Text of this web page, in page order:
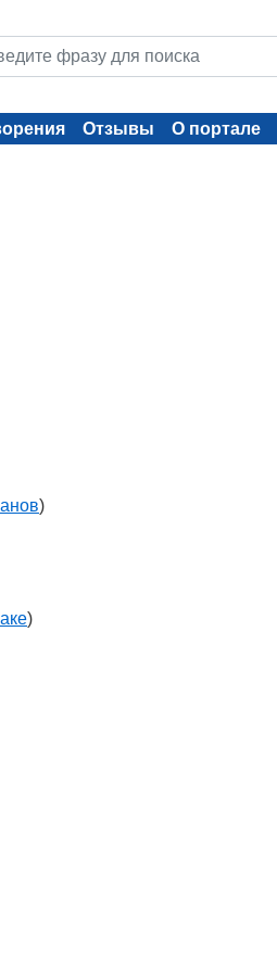
Отзывы О портале
)
)